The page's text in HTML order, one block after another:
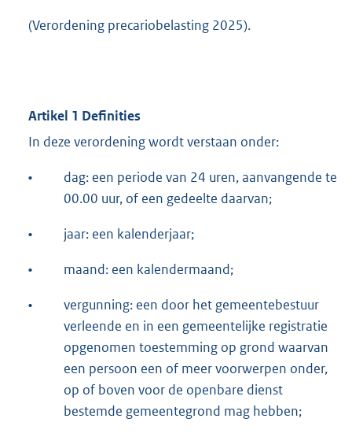
(Verordening precariobelasting 2025).
Artikel 1 Definities
In deze verordening wordt verstaan onder:
•
dag: een periode van 24 uren, aanvangende te
00.00 uur, of een gedeelte daarvan;
• jaar: een kalenderjaar;
• maand: een kalendermaand;
•
vergunning: een door het gemeentebestuur
verleende en in een gemeentelijke registratie
opgenomen toestemming op grond waarvan
een persoon een of meer voorwerpen onder,
op of boven voor de openbare dienst
bestemde gemeentegrond mag hebben;